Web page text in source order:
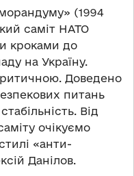
(1994
саміт НАТО
кроками до
на Україну.
Доведено
питань
Від
очікуємо
«анти-
Данілов.